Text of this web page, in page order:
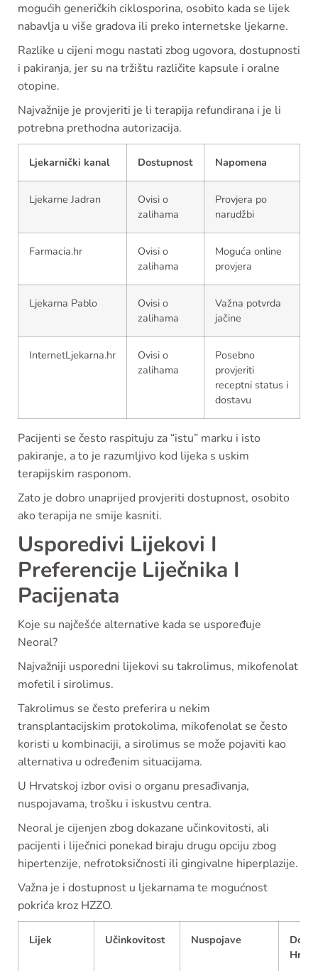
mogućih generičkih ciklosporina, osobito kada se lijek
nabavlja u više gradova ili preko internetske ljekarne.
Razlike u cijeni mogu nastati zbog ugovora, dostupnosti
i pakiranja, jer su na tržištu različite kapsule i oralne
otopine.
Najvažnije je provjeriti je li terapija refundirana i je li
potrebna prethodna autorizacija.
Ljekarnički kanal Dostupnost Napomena
Ljekarne Jadran
Ovisi o
zalihama
Provjera po
narudžbi
Farmacia.hr
Ovisi o
zalihama
Moguća online
provjera
Ljekarna Pablo
Ovisi o
zalihama
Važna potvrda
jačine
InternetLjekarna.hr
Ovisi o
zalihama
Posebno
provjeriti
receptni status i
dostavu
Pacijenti se često raspituju za “istu” marku i isto
pakiranje, a to je razumljivo kod lijeka s uskim
terapijskim rasponom.
Zato je dobro unaprijed provjeriti dostupnost, osobito
ako terapija ne smije kasniti.
Usporedivi Lijekovi I
Preferencije Liječnika I
Pacijenata
Koje su najčešće alternative kada se uspoređuje
Neoral?
Najvažniji usporedni lijekovi su takrolimus, mikofenolat
mofetil i sirolimus.
Takrolimus se često preferira u nekim
transplantacijskim protokolima, mikofenolat se često
koristi u kombinaciji, a sirolimus se može pojaviti kao
alternativa u određenim situacijama.
U Hrvatskoj izbor ovisi o organu presađivanja,
nuspojavama, trošku i iskustvu centra.
Neoral je cijenjen zbog dokazane učinkovitosti, ali
pacijenti i liječnici ponekad biraju drugu opciju zbog
hipertenzije, nefrotoksičnosti ili gingivalne hiperplazije.
Važna je i dostupnost u ljekarnama te mogućnost
pokrića kroz HZZO.
Lijek Učinkovitost Nuspojave